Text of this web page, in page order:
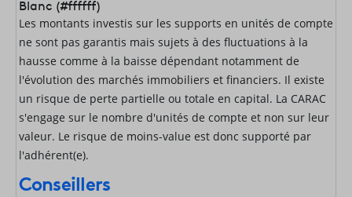
Blanc (#ffffff)
Les montants investis sur les supports en unités de compte
ne sont pas garantis mais sujets à des fluctuations à la
hausse comme à la baisse dépendant notamment de
l'évolution des marchés immobiliers et financiers. Il existe
un risque de perte partielle ou totale en capital. La CARAC
s'engage sur le nombre d'unités de compte et non sur leur
valeur. Le risque de moins-value est donc supporté par
l'adhérent(e).
Conseillers